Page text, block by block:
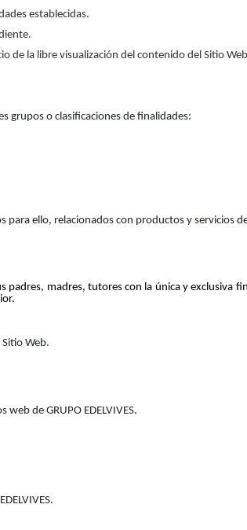
establecidas.
de la libre visualización del contenido del Sitio
grupos o clasificaciones de finalidades:
ello, relacionados con productos y servicios de
madres, tutores con la única y exclusiva
Web.
de GRUPO EDELVIVES.